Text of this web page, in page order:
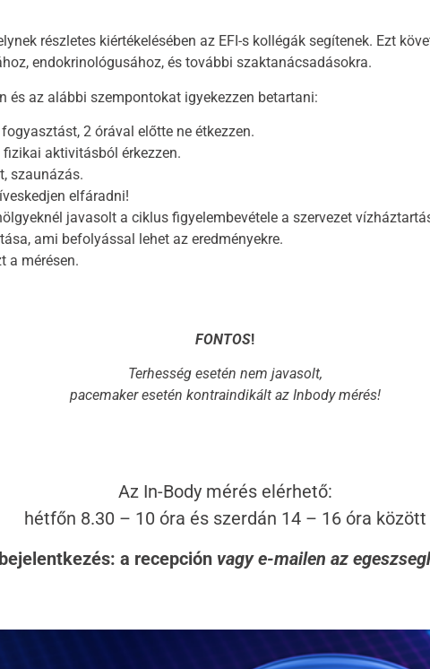
részletes kiértékelésében az EFI-s kollégák segítenek. Ezt
endokrinológusához, és további szaktanácsadásokra.
és az alábbi szempontokat igyekezzen betartani:
2 órával előtte ne étkezzen.
aktivitásból érkezzen.
szaunázás.
elfáradni!
javasolt a ciklus figyelembevétele a szervezet
ami befolyással lehet az eredményekre.
a mérésen.
FONTOS!
Terhesség esetén nem javasolt,
pacemaker esetén kontraindikált az Inbody mérés!
Az In-Body mérés elérhető:
hétfőn 8.30 – 10 óra és szerdán 14 – 16 óra között
a recepción vagy e-mailen az